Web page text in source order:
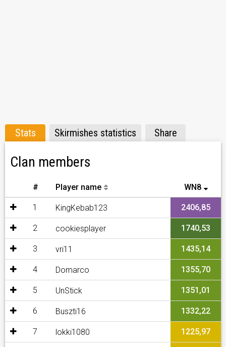
Stats Skirmishes statistics Share
Clan members
# Player name WN8
1 KingKebab123 2406,85
2 cookiesplayer 1740,53
3 vri11 1435,14
4 Domarco 1355,70
5 UnStick 1351,01
6 Buszti16 1332,22
7 lokki1080 1225,97